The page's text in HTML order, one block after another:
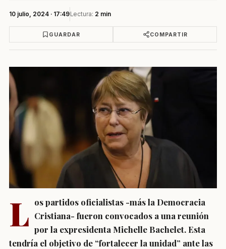
10 julio, 2024 · 17:49Lectura: 2 min
GUARDAR COMPARTIR
L os partidos oficialistas -más la Democracia
Cristiana- fueron convocados a una reunión
por la expresidenta Michelle Bachelet. Esta
tendría el objetivo de “fortalecer la unidad” ante las